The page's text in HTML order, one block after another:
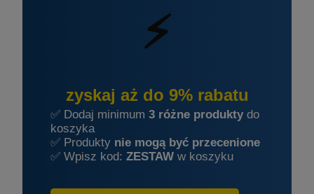
⚡
zyskaj aż do 9% rabatu
✅ Dodaj minimum 3 różne produkty do
koszyka
✅ Produkty nie mogą być przecenione
✅ Wpisz kod: ZESTAW w koszyku